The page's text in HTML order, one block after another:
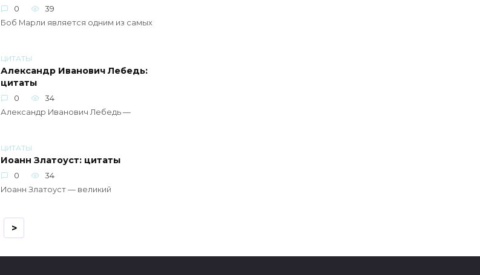
0
39
Боб Марли является одним из самых
ЦИТАТЫ
Александр Иванович Лебедь:
цитаты
0
34
Александр Иванович Лебедь —
ЦИТАТЫ
Иоанн Златоуст: цитаты
0
34
Иоанн Златоуст — великий
>